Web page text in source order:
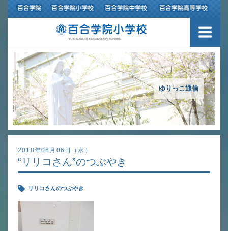
ゆりっこ通信
2018年06月06日（水）
“リリコさん”のつぶやき
リリコさんのつぶやき
３つの豊かさ・沿革
施設紹介
アクセスマップ
制服紹介
スクールバス運行
授業の特色